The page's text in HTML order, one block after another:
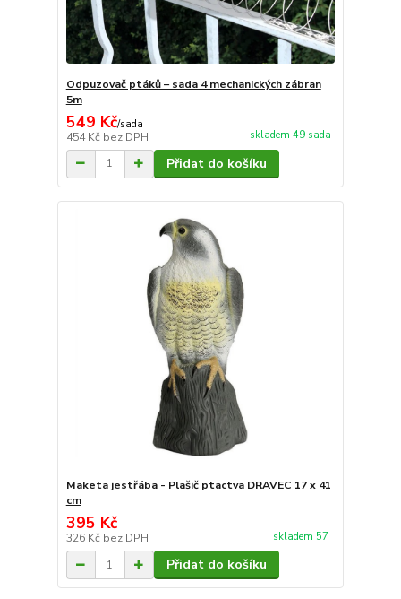
Odpuzovač ptáků – sada 4 mechanických zábran
5m
549 Kč/sada
454 Kč bez DPH skladem 49 sada
Přidat do košíku
Maketa jestřába - Plašič ptactva DRAVEC 17 x 41
cm
395 Kč
326 Kč bez DPH skladem 57
Přidat do košíku